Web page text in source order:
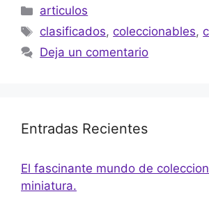
Categorías
articulos
Etiquetas
clasificados,coleccionables,
Deja un comentario
Entradas Recientes
El fascinante mundo de
miniatura.